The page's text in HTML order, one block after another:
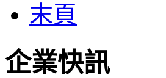
末頁
企業快訊